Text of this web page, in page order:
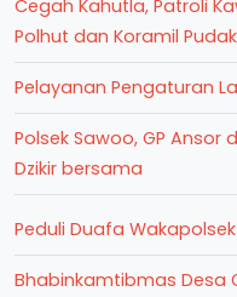
Cegah Kahutla, Patroli
Polhut dan Koramil Pudak
Pelayanan Pengaturan
Polsek Sawoo, GP
Dzikir bersama
Peduli Duafa
Bhabinkamtibmas Desa